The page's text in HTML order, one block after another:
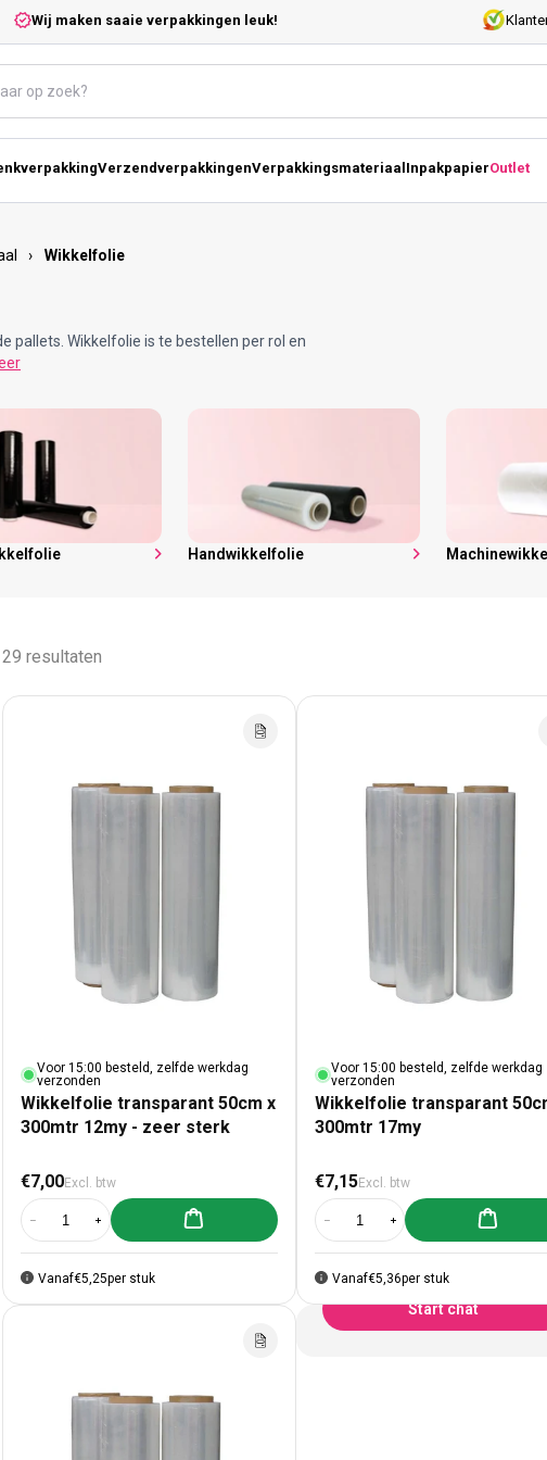
Wij maken saaie verpakkingen leuk!
VerzendverpakkingenVerpakkingsmateriaal InpakpapierOutlet
› Wikkelfolie
pallets. Wikkelfolie is te bestellen per rol en
Handwikkelfolie
29 resultaten
Voor 15:00 besteld, zelfde werkdag
verzonden
Wikkelfolie transparant 50cm x
300mtr 12my - zeer sterk
Normale prijs
€7,00Excl. btw
Aantal verlagen voor Wikkelfolie transparant 50cm x 300mtr 12my - zeer sterk
Aantal verhogen voor Wikkelfolie transparant 50cm x 300mtr 12my -
Aan winkelwagen toevoegen
Vanaf€5,25per stuk
Voor 15:00 besteld, zelfde werkdag
verzonden
Wikkelfolie transparant
300mtr 17my
Normale prijs
€7,15Excl. btw
Aantal verlagen voor Wikkelfolie
Aantal verhogen voor
Aan
Vanaf€5,36per stuk
Product advies op maat
Kom je er niet uit?
Start chat